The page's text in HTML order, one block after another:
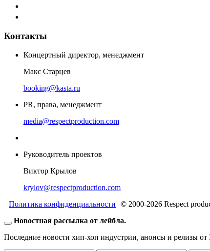
Контакты
Концертный директор, менеджмент
Макс Старцев
booking@kasta.ru
PR, права, менеджмент
media@respectproduction.com
Руководитель проектов
Виктор Крылов
krylov@respectproduction.com
Политика конфиденциальности
© 2000-2026 Respect
Новостная рассылка от лейбла.
Последние новости хип-хоп индустрии, анонсы и релизы от